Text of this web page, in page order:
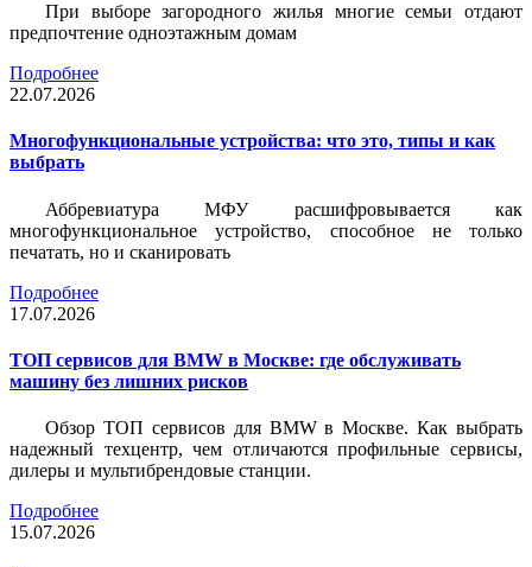
При выборе загородного жилья многие семьи отдают
предпочтение одноэтажным домам
Подробнее
22.07.2026
Многофункциональные устройства: что это, типы и как
выбрать
Аббревиатура МФУ расшифровывается как
многофункциональное устройство, способное не только
печатать, но и сканировать
Подробнее
17.07.2026
ТОП сервисов для BMW в Москве: где обслуживать
машину без лишних рисков
Обзор ТОП сервисов для BMW в Москве. Как выбрать
надежный техцентр, чем отличаются профильные сервисы,
дилеры и мультибрендовые станции.
Подробнее
15.07.2026